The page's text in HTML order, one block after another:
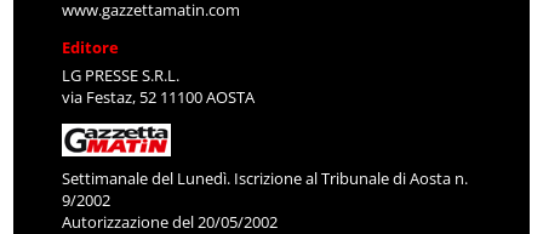
www.gazzettamatin.com
Editore
LG PRESSE S.R.L.
via Festaz, 52 11100 AOSTA
Settimanale del Lunedì. Iscrizione al Tribunale di Aosta n.
9/2002
Autorizzazione del 20/05/2002